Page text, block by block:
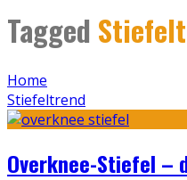
Tagged
Home
Stiefeltrend
Overknee-Stiefel –